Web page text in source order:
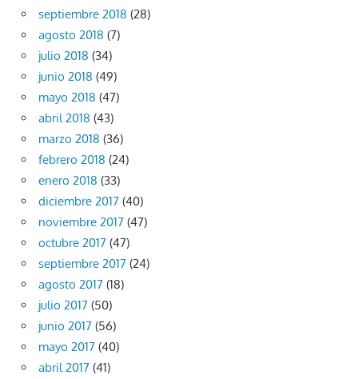
septiembre 2018 (28)
agosto 2018 (7)
julio 2018 (34)
junio 2018 (49)
mayo 2018 (47)
abril 2018 (43)
marzo 2018 (36)
febrero 2018 (24)
enero 2018 (33)
diciembre 2017 (40)
noviembre 2017 (47)
octubre 2017 (47)
septiembre 2017 (24)
agosto 2017 (18)
julio 2017 (50)
junio 2017 (56)
mayo 2017 (40)
abril 2017 (41)